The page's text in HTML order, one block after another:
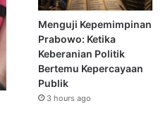
Menguji Kepemimpinan
Prabowo: Ketika
Keberanian Politik
Bertemu Kepercayaan
Publik
3 hours ago